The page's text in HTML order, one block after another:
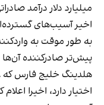
میلیارد دلار درآمد
اخیر آسیب‌های
به طور موقت به
پیش‌تر صادرکننده آن‌ها
اختیار دارد، اخیرا